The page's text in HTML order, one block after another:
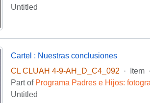
Untitled
Cartel : Nuestras conclusiones
CL CLUAH 4-9-AH_D_C4_092
· Item ·
Part of Programa Padres e Hijos:
Untitled